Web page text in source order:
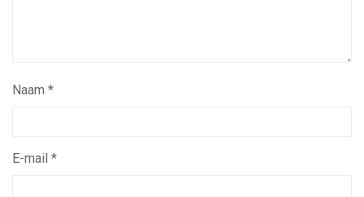
Naam *
E-mail *